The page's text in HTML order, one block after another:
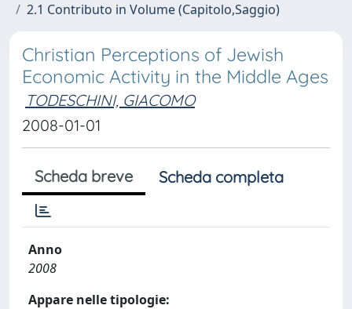
2.1 Contributo in Volume (Capitolo,Saggio)
Christian Perceptions of Jewish
Economic Activity in the Middle Ages
TODESCHINI, GIACOMO
2008-01-01
Scheda breve Scheda completa
Anno
2008
Appare nelle tipologie: